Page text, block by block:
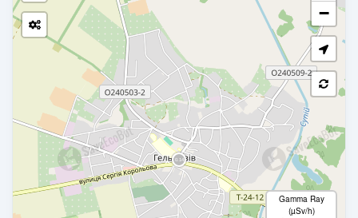
−
Gamma Ray
(µSv/h)